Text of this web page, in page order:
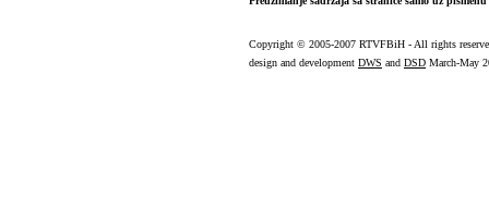
Copyright © 2005-2007 RTVFBiH - All rights
design and development DWS and DSD March-May